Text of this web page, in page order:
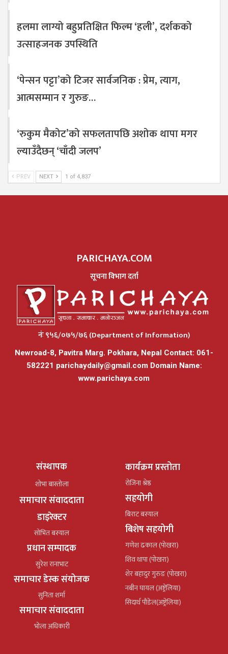
हलमा लाग्यो बहुप्रतिक्षित फिल्म ‘हली’, दर्शकको
उत्साहजनक उपस्थिति
‘पेन्सन पट्टा’को टिजर सार्वजनिक : प्रेम, त्याग,
आत्मसम्मान र गुरुङ…
‘रुकुम मैकोट’को सफलतापछि अशोक थापा मगर
ल्याउँदैछन् ‘चाँदी जलप’
PREV NEXT 1 of 4,837
PARICHAYA.COM
सूचना विभाग दर्ता
नंः ९५६/०७५/७६ (Department of Information)
Newroad-8, Pavitra Marg. Pokhara, Nepal Contact: 061-
582221 parichaydaily@gmail.comDomain Name:
www.parichaya.com
संस्थापक
शोभा बास्तोला
समाचार संवाददाता
डाइरेक्टर
सोभित बस्याल
प्रधान सम्पादक
सुरेश रानाभाट
समाचार डेस्क संयोजक
सुनिता शर्मा
समाचार संवाददाता
भोला अधिकारी
कार्यक्रम प्रस्तोता
रोजिना श्रेष्ठ
सहयोगी
बिराट बस्याल
बिशेष सहयोगी
गणेश ढकाल (पोखरा)
शिव थापा (पोखरा)
शेर बहादुर गुरुङ (पोखरा)
नबीन घायल (अष्ट्रेलिया)
सिदार्थ पौडेल(अष्ट्रेलिया)